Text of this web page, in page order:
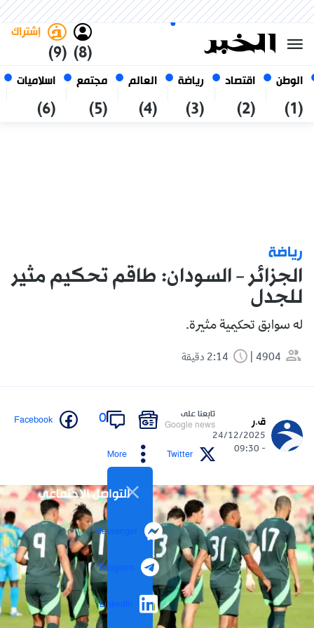
الوطن
(1)
اقتصاد
(2)
رياضة
(3)
العالم
(4)
مجتمع
(5)
اسلاميات
(6)
(8)
إشتراك
(9)
أغسطس 2026
الجزائر
رياضة
الجزائر – السودان: طاقم تحكيم مثير
للجدل
له سوابق تحكيمية مثيرة.
4904
ق.ر
24/12/2025
- 09:30
تابعنا على
Google news
0
Facebook
Twitter
More
التواصل الاجتماعي
Messenger
Telegram
LinkedIn